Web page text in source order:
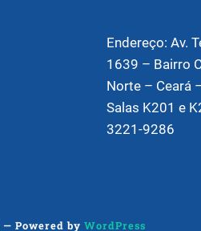
Endereço: Av.
1639 – Bairro
Norte – Ceará
Salas K201 e
3221-9286
— Powered byWordPress